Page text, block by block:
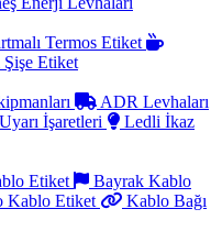
Termos Etiket
Şişe Etiket
ADR Levhaları
İşaretleri
Ledli İkaz
Etiket
Bayrak Kablo
Kablo Etiket
Kablo Bağı